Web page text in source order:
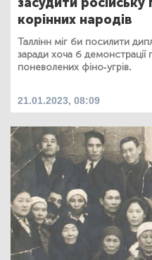
корінних народів
Таллінн міг би посилити
заради хоча б
поневолених фіно-угрів.
21.01.2023, 08:09